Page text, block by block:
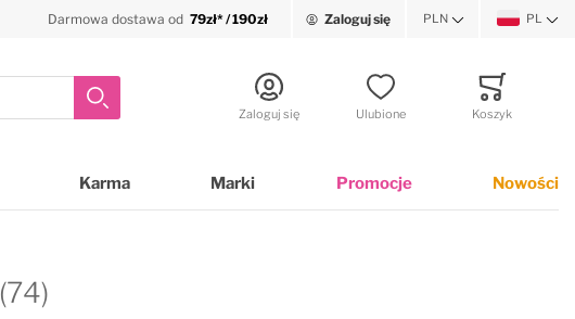
Darmowa dostawa od 79zł* / 190zł Zaloguj sięWalutaPLN PL
Szukaj Zaloguj się Ulubione Koszyk
Karma Marki Promocje Nowości
(74)